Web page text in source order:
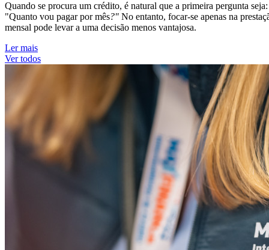
Quando se procura um crédito, é natural que a primeira pergunta seja:
"Quanto vou pagar por mês?" No entanto, focar-se apenas na
mensal pode levar a uma decisão menos vantajosa.
Ler mais
Ver todos